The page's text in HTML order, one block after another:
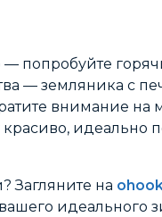
— попробуйте
— земляника с
внимание на
красиво, идеально
Загляните на
идеального